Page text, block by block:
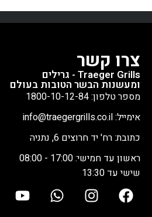
צרו קשר
Traeger Grills - גרילים
ומעשנות הבשר הטובות בעולם
מספר טלפון: 1800-10-12-84
אימייל: info@traegergrills.co.il
כתובת: רח' יד חרוצים 6, נתניה
ראשון עד חמישי: 17:00 - 08:00
שישי עד 13:30